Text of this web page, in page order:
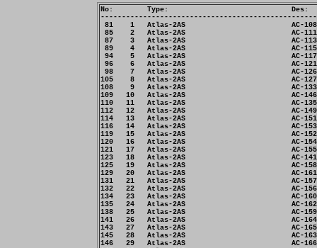
No:        Type:                             Des:
81    1   Atlas-2AS                         AC-108
85    2   Atlas-2AS                         AC-111
87    3   Atlas-2AS                         AC-113
89    4   Atlas-2AS                         AC-115
94    5   Atlas-2AS                         AC-117
96    6   Atlas-2AS                         AC-121
98    7   Atlas-2AS                         AC-126
105    8   Atlas-2AS                         AC-127
108    9   Atlas-2AS                         AC-133
109   10   Atlas-2AS                         AC-146
110   11   Atlas-2AS                         AC-135
112   12   Atlas-2AS                         AC-149
114   13   Atlas-2AS                         AC-151
116   14   Atlas-2AS                         AC-153
119   15   Atlas-2AS                         AC-152
120   16   Atlas-2AS                         AC-154
121   17   Atlas-2AS                         AC-155
123   18   Atlas-2AS                         AC-141
125   19   Atlas-2AS                         AC-158
129   20   Atlas-2AS                         AC-161
131   21   Atlas-2AS                         AC-157
132   22   Atlas-2AS                         AC-156
134   23   Atlas-2AS                         AC-160    8.
135   24   Atlas-2AS                         AC-162
138   25   Atlas-2AS                         AC-159
141   26   Atlas-2AS                         AC-164
143   27   Atlas-2AS                         AC-165
145   28   Atlas-2AS                         AC-163
146   29   Atlas-2AS                         AC-166